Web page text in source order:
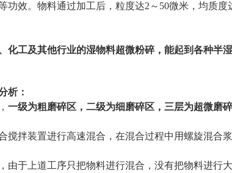
功效。物料通过加工后，粒度达2～50微米，均质
化工及其他行业的湿物料超微粉碎，能起到各种半
析：
一级为粗磨碎区，二级为细磨碎区，三层为超微磨
搅拌装置进行高速混合，在混合过程中用螺旋混合
由于上道工序只把物料进行混合，没有把物料进行